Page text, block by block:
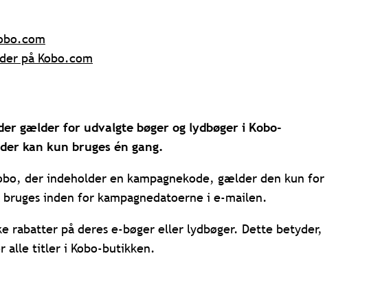
på Kobo.com
gælder for udvalgte bøger og lydbøger i Kobo-
kan kun bruges én gang.
der indeholder en kampagnekode, gælder den kun for
inden for kampagnedatoerne i e-mailen.
rabatter på deres e-bøger eller lydbøger. Dette betyder,
alle titler i Kobo-butikken.